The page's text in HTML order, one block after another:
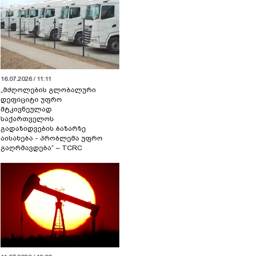
16.07.2026 / 11:11
„მძღოლების გლობალური
დეფიციტი უფრო
მტკივნეულად
საქართველოს
გადაზიდვების ბაზარზე
აისახება - პრობლემა უფრო
გაღრმავდება“ – TCRC